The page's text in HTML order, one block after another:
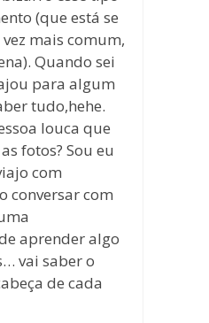
(que está se
mais comum,
Quando sei
para algum
tudo,hehe.
louca que
fotos? Sou eu
com
conversar com
aprender algo
vai saber o
de cada